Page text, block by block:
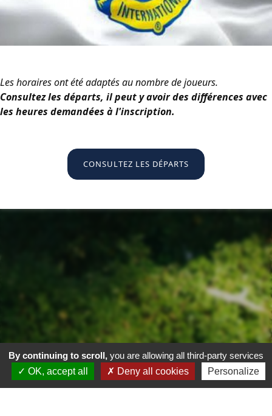
Les horaires ont été adaptés au nombre de joueurs.
Consultez les départs, il peut y avoir des différences avec
les heures demandées à l'inscription.
CONSULTEZ LES DÉPARTS
By continuing to scroll, you are allowing all third-party services
OK, accept all
Deny all cookies Personalize